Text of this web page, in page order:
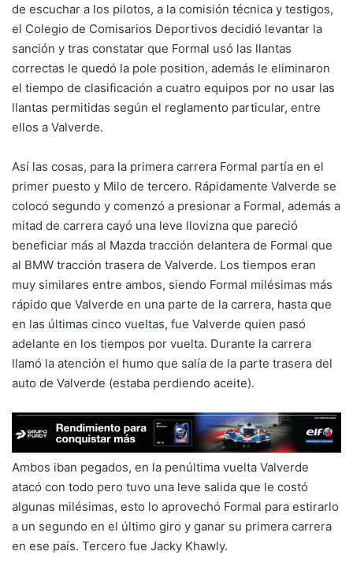
de escuchar a los pilotos, a la comisión técnica y testigos,
el Colegio de Comisarios Deportivos decidió levantar la
sanción y tras constatar que Formal usó las llantas
correctas le quedó la pole position, además le eliminaron
el tiempo de clasificación a cuatro equipos por no usar las
llantas permitidas según el reglamento particular, entre
ellos a Valverde.
Así las cosas, para la primera carrera Formal partía en el
primer puesto y Milo de tercero. Rápidamente Valverde se
colocó segundo y comenzó a presionar a Formal, además a
mitad de carrera cayó una leve llovizna que pareció
beneficiar más al Mazda tracción delantera de Formal que
al BMW tracción trasera de Valverde. Los tiempos eran
muy similares entre ambos, siendo Formal milésimas más
rápido que Valverde en una parte de la carrera, hasta que
en las últimas cinco vueltas, fue Valverde quien pasó
adelante en los tiempos por vuelta. Durante la carrera
llamó la atención el humo que salía de la parte trasera del
auto de Valverde (estaba perdiendo aceite).
Ambos iban pegados, en la penúltima vuelta Valverde
atacó con todo pero tuvo una leve salida que le costó
algunas milésimas, esto lo aprovechó Formal para estirarlo
a un segundo en el último giro y ganar su primera carrera
en ese país. Tercero fue Jacky Khawly.